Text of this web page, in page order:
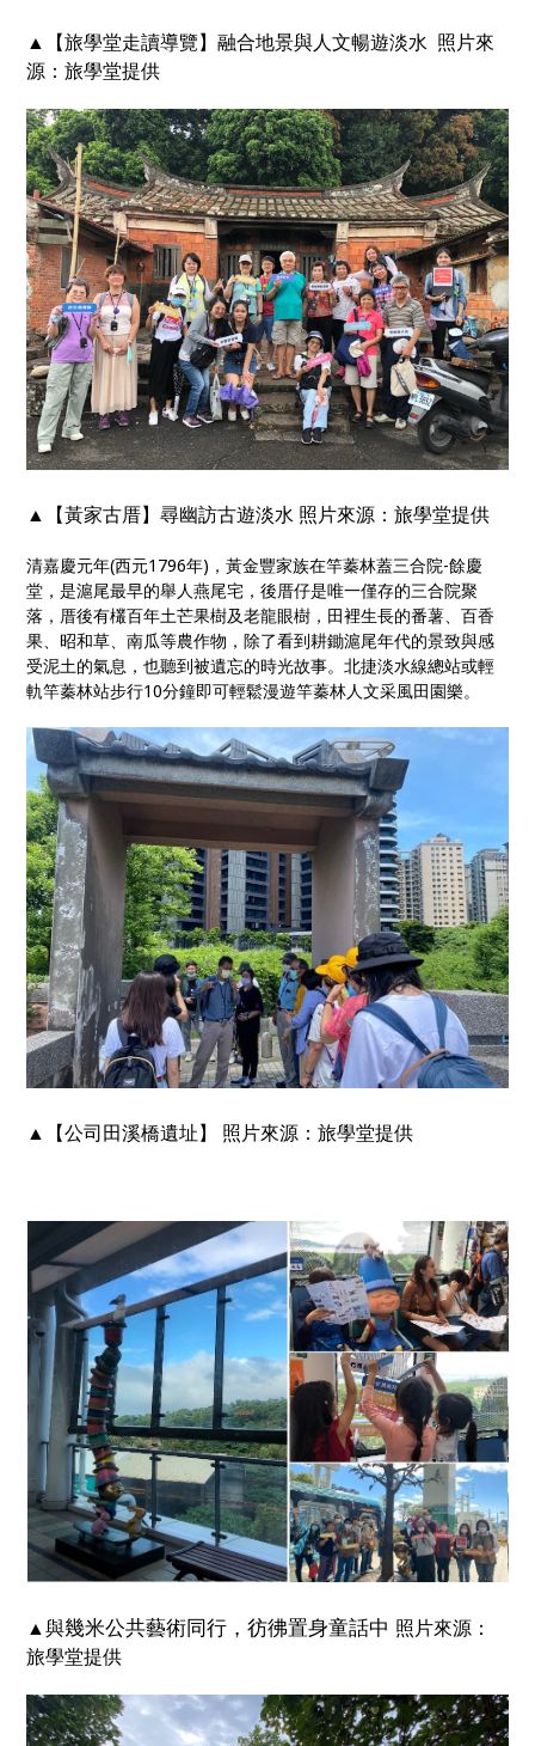
▲ 【旅學堂走讀導覽】融合地景與人文暢遊淡水 照片來
源：旅學堂提供
▲ 【黃家古厝】尋幽訪古遊淡水 照片來源：旅學堂提供
清嘉慶元年(西元1796年)，黃金豐家族在竿蓁林蓋三合院-餘慶
堂，是滬尾最早的舉人燕尾宅，後厝仔是唯一僅存的三合院聚
落，厝後有欉百年土芒果樹及老龍眼樹，田裡生長的番薯、百香
果、昭和草、南瓜等農作物，除了看到耕鋤滬尾年代的景致與感
受泥土的氣息，也聽到被遺忘的時光故事。北捷淡水線總站或輕
軌竿蓁林站步行10分鐘即可輕鬆漫遊竿蓁林人文采風田園樂。
▲ 【公司田溪橋遺址】 照片來源：旅學堂提供
▲與幾米公共藝術同行，彷彿置身童話中 照片來源：
旅學堂提供